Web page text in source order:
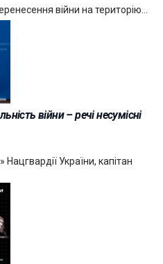
війни на територію…
війни – речі несумісні
України, капітан